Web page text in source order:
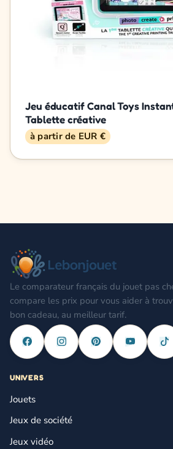
Jeu éducatif Canal Toys
Tablette créative
à partir de EUR €
Le comparateur français du jouet pas
compare les prix pour vous aider à
bon cadeau, au meilleur tarif.
UNIVERS
Jouets
Jeux de société
Jeux vidéo